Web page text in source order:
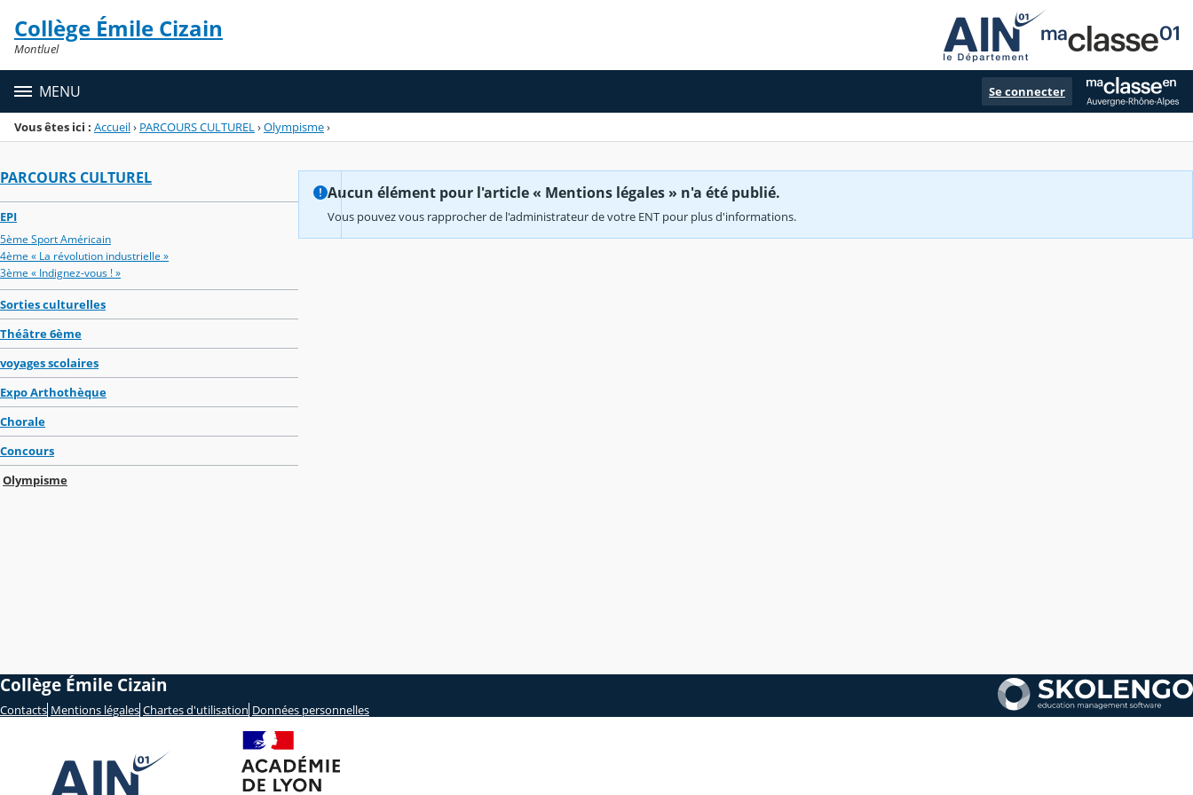
Menu de la rubrique
Contenu
Collège Émile Cizain
Montluel
MENU Se connecter
Vous êtes ici : Accueil› PARCOURS CULTUREL›Olympisme›
PARCOURS CULTUREL
EPI
5ème Sport Américain
4ème « La révolution industrielle »
3ème « Indignez-vous ! »
Sorties culturelles
Théâtre 6ème
voyages scolaires
Expo Arthothèque
Chorale
Concours
Olympisme
Aucun élément pour l'article « Mentions légales » n'a été publié.
Vous pouvez vous rapprocher de l'administrateur de votre ENT pour plus d'informations.
Collège Émile Cizain
Contacts Mentions légales Chartes d'utilisation Données personnelles